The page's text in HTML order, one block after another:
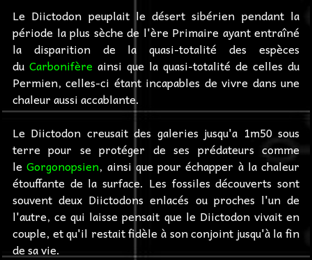
Le Diictodon peuplait le désert sibérien pendant la
période la plus sèche de l'ère Primaire ayant entraîné
la disparition de la quasi-totalité des espèces
du Carbonifère ainsi que la quasi-totalité de celles du
Permien, celles-ci étant incapables de vivre dans une
chaleur aussi accablante.
Le Diictodon creusait des galeries jusqu'a 1m50 sous
terre pour se protéger de ses prédateurs comme
leGorgonopsien, ainsi que pour échapper à la chaleur
étouffante de la surface. Les fossiles découverts sont
souvent deux Diictodons enlacés ou proches l'un de
l'autre, ce qui laisse pensait que le Diictodon vivait en
couple, et qu'il restait fidèle à son conjoint jusqu'à la fin
de sa vie.